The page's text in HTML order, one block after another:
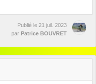
Publié le 21 juil. 2023
par Patrice BOUVRET